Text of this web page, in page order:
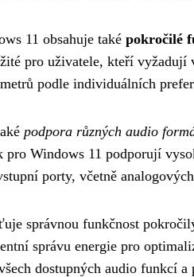
11 obsahuje také pokročilé
pro uživatele, kteří
podle individuálních
podpora různých audio
pro Windows 11 podporují
porty, včetně
správnou funkčnost
správu energie pro
dostupných audio funkcí